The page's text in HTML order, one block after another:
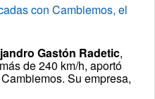
con Cambiemos, el
Gastón Radetic,
de 240 km/h, aportó
Su empresa,